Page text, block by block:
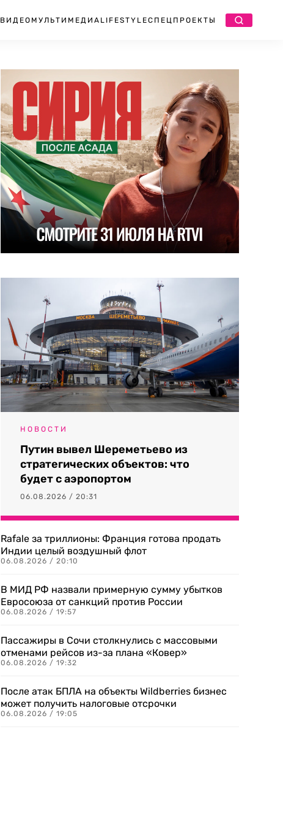
ВИДЕО МУЛЬТИМЕДИА LIFESTYLEСПЕЦПРОЕКТЫ
НОВОСТИ
Путин вывел Шереметьево из
стратегических объектов: что
будет с аэропортом
06.08.2026 / 20:31
Rafale за триллионы: Франция готова продать
Индии целый воздушный флот
06.08.2026 / 20:10
В МИД РФ назвали примерную сумму убытков
Евросоюза от санкций против России
06.08.2026 / 19:57
Пассажиры в Сочи столкнулись с массовыми
отменами рейсов из-за плана «Ковер»
06.08.2026 / 19:32
После атак БПЛА на объекты Wildberries бизнес
может получить налоговые отсрочки
06.08.2026 / 19:05